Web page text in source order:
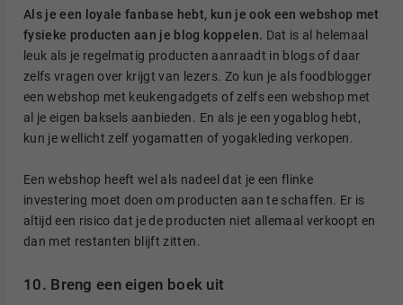
Als je een loyale fanbase hebt, kun je ook een webshop met
fysieke producten aan je blog koppelen. Dat is al helemaal
leuk als je regelmatig producten aanraadt in blogs of daar
zelfs vragen over krijgt van lezers. Zo kun je als foodblogger
een webshop met keukengadgets of zelfs een webshop met
al je eigen baksels aanbieden. En als je een yogablog hebt,
kun je wellicht zelf yogamatten of yogakleding verkopen.
Een webshop heeft wel als nadeel dat je een flinke
investering moet doen om producten aan te schaffen. Er is
altijd een risico dat je de producten niet allemaal verkoopt en
dan met restanten blijft zitten.
10. Breng een eigen boek uit